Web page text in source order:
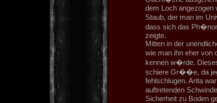
dem Loch angezogen
Staub, der man im
dass sich das
zeigte.
Mitten in der
wie man ihn eher
kennen w�rde.
schiere Gr��e, da
fehlschlugen. Arita
auftretenden
Sicherheit zu Boden